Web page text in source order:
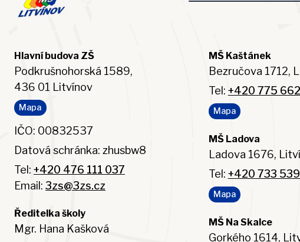
Hlavní budova ZŠ
Podkrušnohorská 1589,
436 01 Litvínov
Mapa
IČO: 00832537
Datová schránka: zhusbw8
Tel: +420 476 111 037
Email: 3zs@3zs.cz
Ředitelka školy
Mgr. Hana Kašková
MŠ Kaštánek
Bezručova 1712,
Tel: +420 775
Mapa
MŠ Ladova
Ladova 1676,
Tel: +420 733
Mapa
MŠ Na Skalce
Gorkého 1614,